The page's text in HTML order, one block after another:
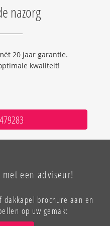
nazorg
20 jaar garantie.
kwaliteit!
een adviseur!
brochure aan en
op uw gemak: